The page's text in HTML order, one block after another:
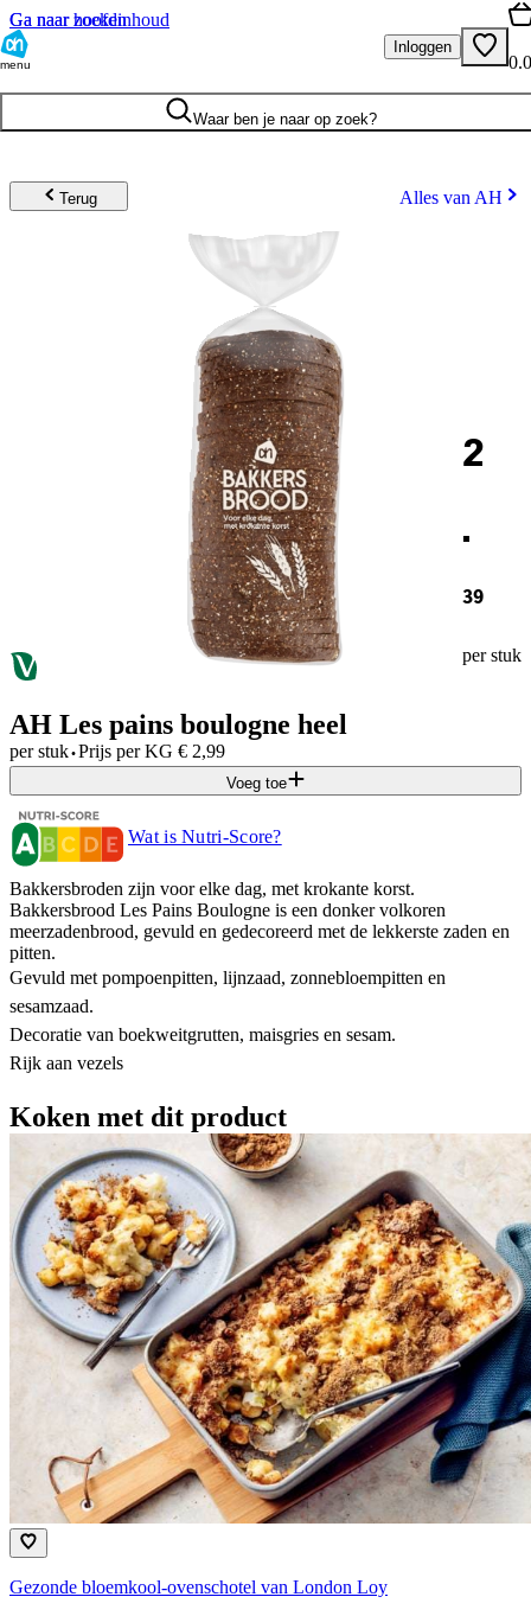
Ga naar hoofdinhoud
Ga naar zoeken
menu
Inloggen
Waar ben je naar op zoek?
Terug Alles van AH
2
.
39
per stuk
AH Les pains boulogne heel
per stuk·Prijs per KG € 2,99
Voeg toe
Wat is Nutri-Score?
Bakkersbroden zijn voor elke dag, met krokante korst.
Bakkersbrood Les Pains Boulogne is een donker volkoren
meerzadenbrood, gevuld en gedecoreerd met de lekkerste zaden en
pitten.
Gevuld met pompoenpitten, lijnzaad, zonnebloempitten en
sesamzaad.
Decoratie van boekweitgrutten, maisgries en sesam.
Rijk aan vezels
Koken met dit product
Gezonde bloemkool-ovenschotel van London Loy